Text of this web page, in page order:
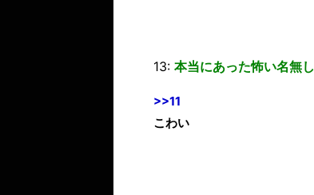
13: 本当にあった怖い名無し
>>11
こわい